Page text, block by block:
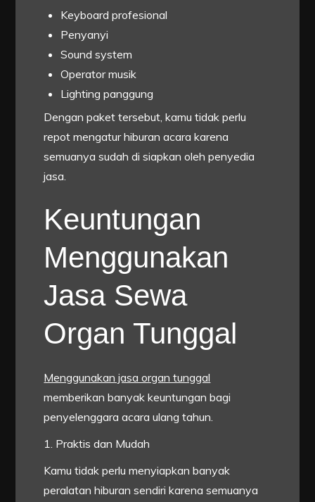
Keyboard profesional
Penyanyi
Sound system
Operator musik
Lighting panggung
Dengan paket tersebut, kamu tidak perlu
repot mengatur hiburan acara karena
semuanya sudah di siapkan oleh penyedia
jasa.
Keuntungan
Menggunakan
Jasa Sewa
Organ Tunggal
Menggunakan jasa organ tunggal
memberikan banyak keuntungan bagi
penyelenggara acara ulang tahun.
1. Praktis dan Mudah
Kamu tidak perlu menyiapkan banyak
peralatan hiburan sendiri karena semuanya